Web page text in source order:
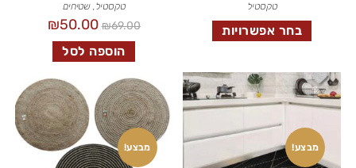
טקסטיל
בחר אפשרויות
טקסטיל, שטיחים
₪69.00
₪50.00
הוספה לסל
מבצע! מבצע!